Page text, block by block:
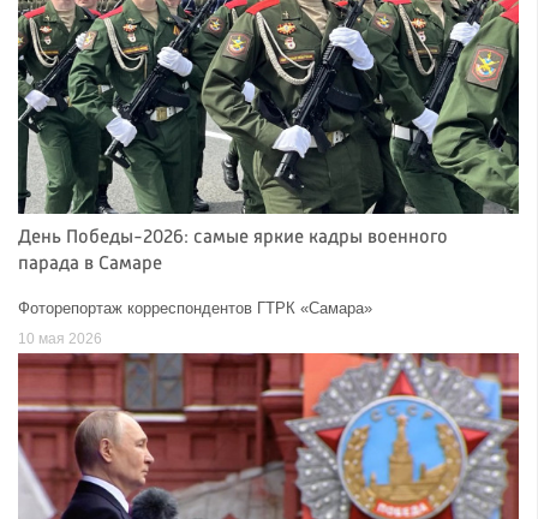
День Победы-2026: самые яркие кадры военного
парада в Самаре
Фоторепортаж корреспондентов ГТРК «Самара»
10 мая 2026